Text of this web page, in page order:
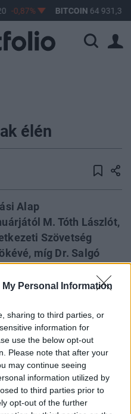
My Personal Information
sharing to third parties, or
information for
use the below opt-out
Please note that after your
may continue seeing
information utilized by
to third parties prior to
opt-out of the further
-0,87% BITCOIN 64 931,35
élén
Alap
M. Tóth Lászlót,
Szövetség
míg Dr. Salgó
104. ülésén.
irányító testülete 104.
is rögzített
az Országos
ügyvezetőjét, M. Tóth
feladata a betétesek